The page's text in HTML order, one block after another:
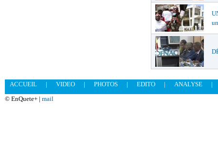
ACCUEIL | VIDEO | PHOTOS | EDITO | ANALYSE
|
© EnQuete+ | mail